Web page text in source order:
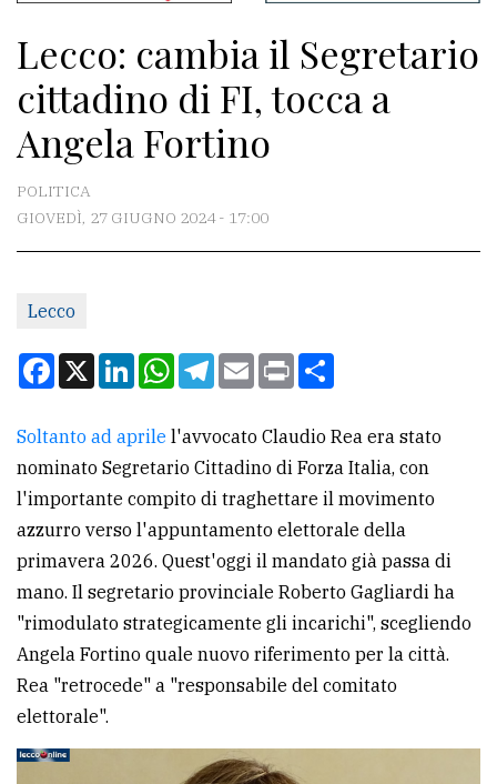
Meteo
CONTATTI
La
redazione
Per
tua
CERCA
Cerca
per
comune
Ricerca
avanzata
ALTRE
Lecco: cambia il Segretario
cittadino di FI, tocca a
Angela Fortino
POLITICA
GIOVEDÌ, 27 GIUGNO 2024 - 17:00
Lecco
Facebook
X LinkedInWhatsApp
Telegram
EmailPrint
Soltanto ad aprile l'avvocato Claudio Rea era stato
nominato Segretario Cittadino di Forza Italia, con
l'importante compito di traghettare il movimento
azzurro verso l'appuntamento elettorale della
primavera 2026. Quest'oggi il mandato già passa di
mano. Il segretario provinciale Roberto Gagliardi ha
"rimodulato strategicamente gli incarichi", scegliendo
Angela Fortino quale nuovo riferimento per la città.
Rea "retrocede" a "responsabile del comitato
elettorale".